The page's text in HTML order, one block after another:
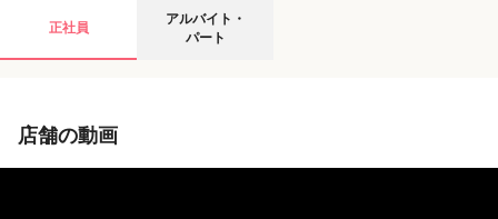
アルバイト・パートの募集要項
時給1,300円〜
正社員
アルバイト・
パート
店舗の動画